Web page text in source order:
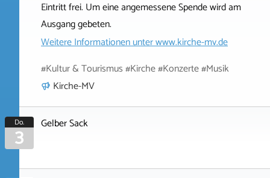
Eintritt frei. Um eine angemessene Spende wird am
Ausgang gebeten.
Weitere Informationen unterwww.kirche-mv.de
#Kultur & Tourismus #Kirche #Konzerte #Musik
Kirche-MV
Do.
3 Gelber Sack